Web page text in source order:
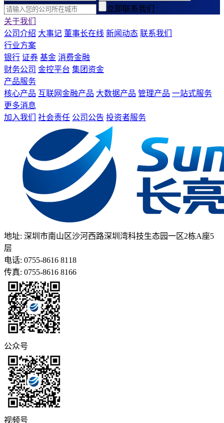
立即联系我们
关于我们
公司介绍 大事记 董事长在线 新闻动态 联系我们
行业方案
银行 证券 基金 消费金融
财务公司 金控平台 集团资金
产品服务
核心产品 互联网金融产品 大数据产品 管理产品 一站式服务
更多消息
加入我们
社会责任 公司公告 投资者服务
地址: 深圳市南山区沙河西路深圳湾科技生态园一区2栋A座5
层
电话: 0755-8616 8118
传真: 0755-8616 8166
公众号
视频号